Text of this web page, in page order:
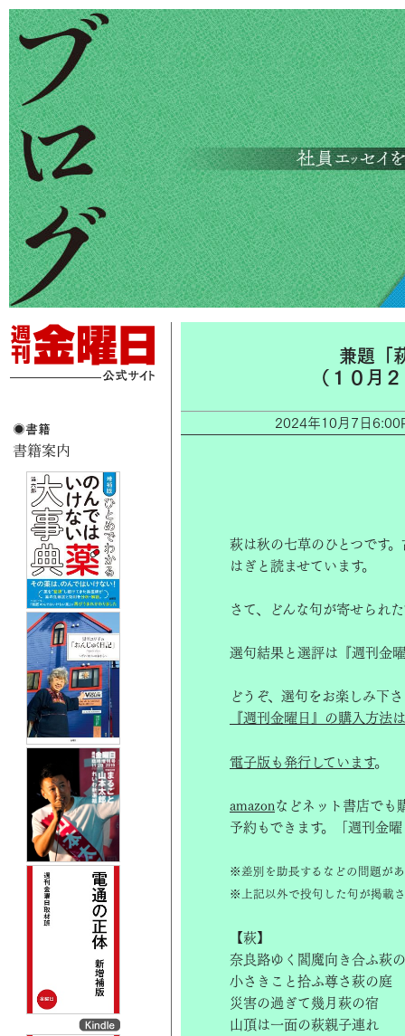
兼題「
（１０月
2024年10月7日
萩は秋の七草のひとつです
はぎと読ませています。
さて、どんな句が寄せられ
選句結果と選評は『週刊金
どうぞ、選句をお楽しみ下
『週刊金曜日』の購入方法
電子版も発行しています。
amazon などネット書店でも
予約もできます。「週刊金
※差別を助長するなどの問題が
※上記以外で投句した句が掲載
【萩】
奈良路ゆく閻魔向き合ふ萩
小さきこと拾ふ尊さ萩の庭
災害の過ぎて幾月萩の宿
山頂は一面の萩親子連れ